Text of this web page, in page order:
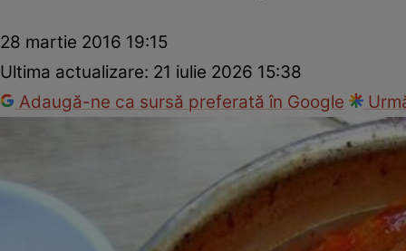
28 martie 2016 19:15
Ultima actualizare: 21 iulie 2026 15:38
Adaugă-ne ca sursă preferată în Google